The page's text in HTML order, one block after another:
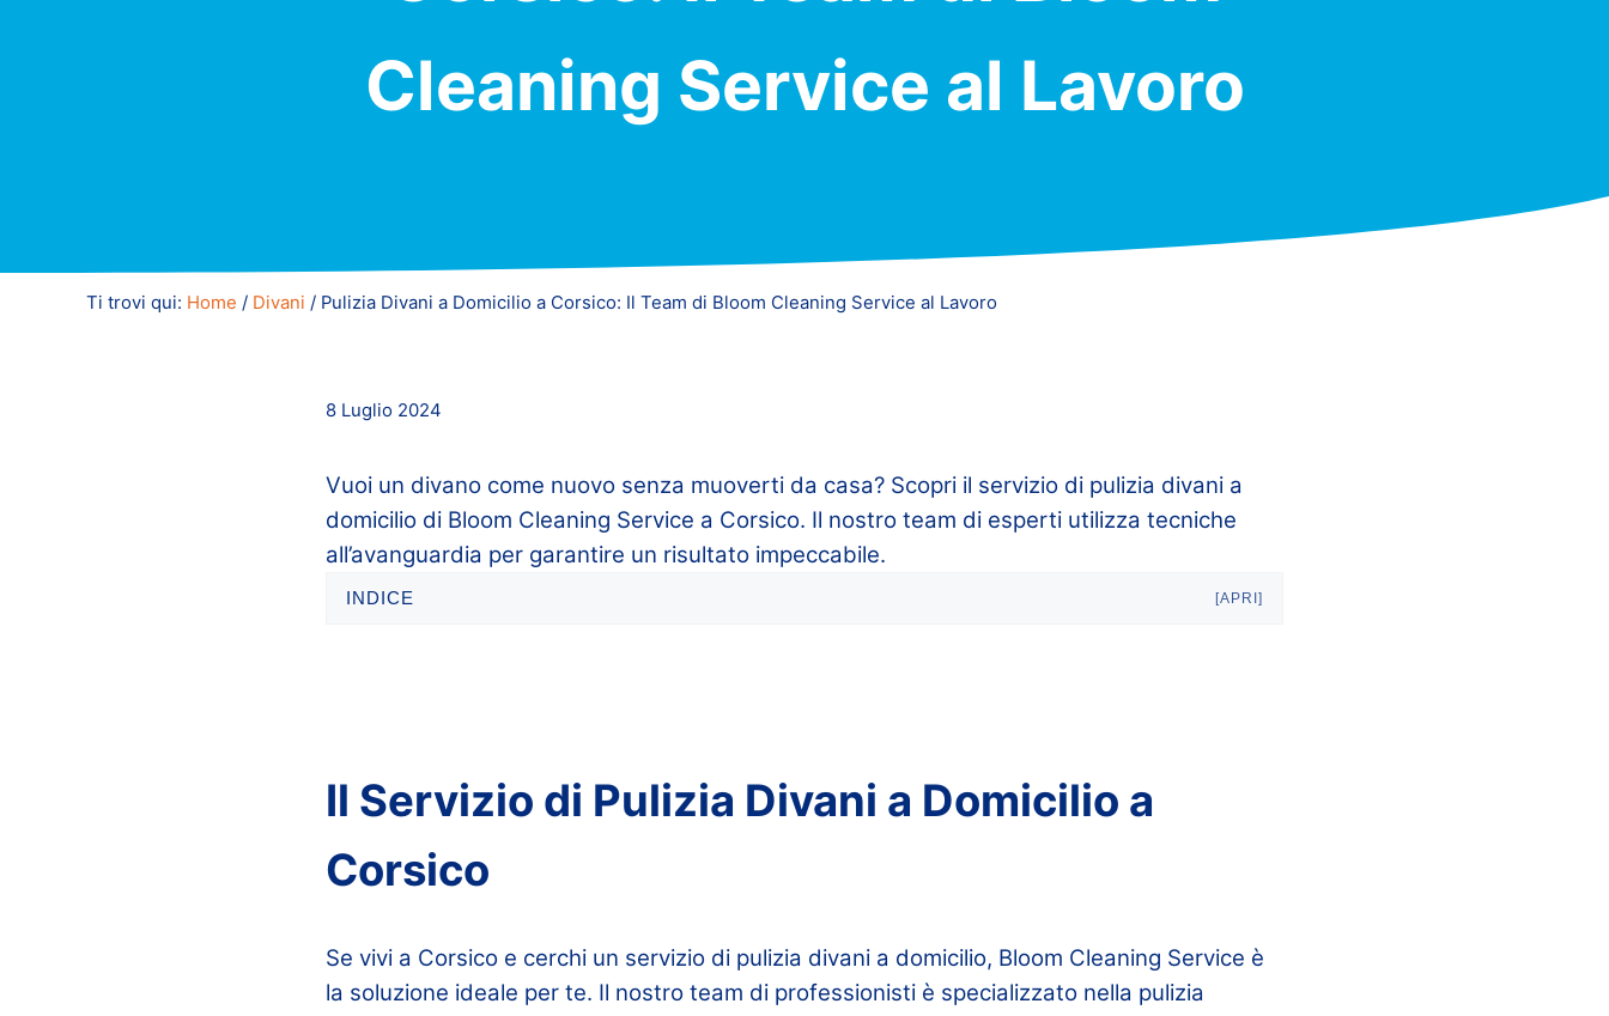
Cleaning Service al Lavoro
Ti trovi qui: Home / Divani / Pulizia Divani a Domicilio a Corsico: Il Team di Bloom Cleaning Service al Lavoro
8 Luglio 2024
Vuoi un divano come nuovo senza muoverti da casa? Scopri il servizio di pulizia divani a
domicilio di Bloom Cleaning Service a Corsico. Il nostro team di esperti utilizza tecniche
all’avanguardia per garantire un risultato impeccabile.
INDICE [APRI]
Il Servizio di Pulizia Divani a Domicilio a
Corsico
Se vivi a Corsico e cerchi un servizio di pulizia divani a domicilio, Bloom Cleaning Service è
la soluzione ideale per te. Il nostro team di professionisti è specializzato nella pulizia